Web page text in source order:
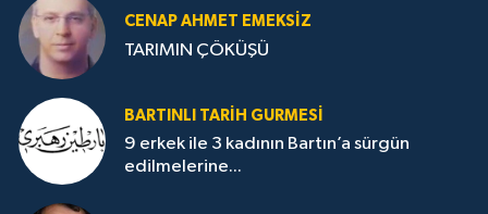
CENAP AHMET EMEKSİZ
TARIMIN ÇÖKÜŞÜ
BARTINLI TARIH GURMESI
9 erkek ile 3 kadının Bartın’a sürgün
edilmelerine...